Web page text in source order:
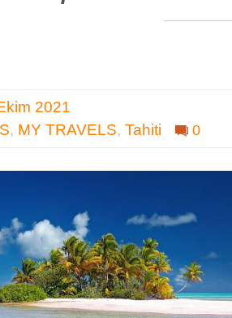
2021
, MY TRAVELS, Tahiti 0